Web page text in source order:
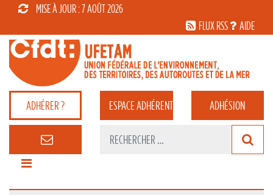
MISE À JOUR : 7 AOÛT 2026
FLUX RSS
AIDE
ADHÉRER ? ESPACEADHÉRENT ADHÉSION